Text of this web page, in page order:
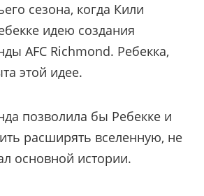
сезона, когда Кили
идею создания
AFC Richmond. Ребекка,
этой идее.
позволила бы Ребекке и
расширять вселенную, не
основной истории.